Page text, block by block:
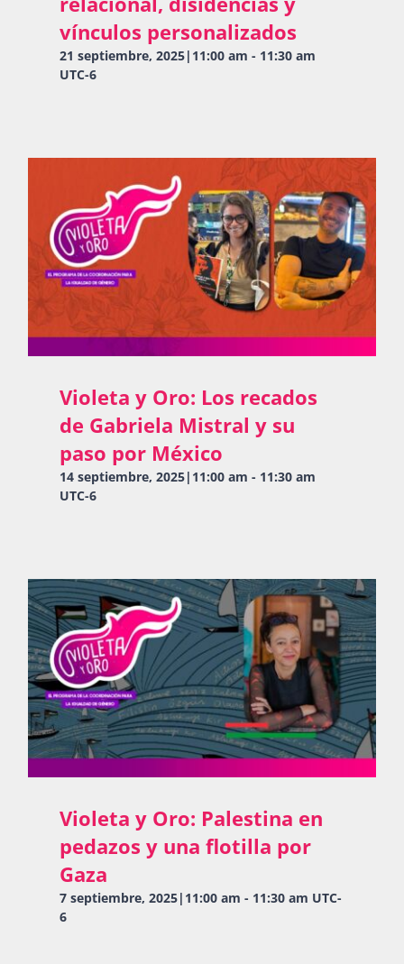
vínculos personalizados
21 septiembre, 2025|11:00 am - 11:30 am
UTC-6
Violeta y Oro: Los recados
de Gabriela Mistral y su
paso por México
14 septiembre, 2025|11:00 am - 11:30 am
UTC-6
Violeta y Oro: Palestina en
pedazos y una flotilla por
Gaza
7 septiembre, 2025|11:00 am - 11:30 am UTC-
6